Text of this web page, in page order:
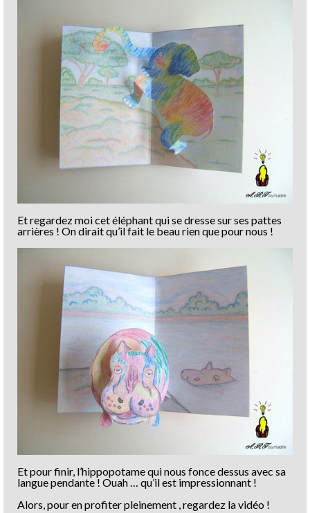
Et regardez moi cet éléphant qui se dresse sur ses pattes
arrières ! On dirait qu’il fait le beau rien que pour nous !
Et pour finir, l’hippopotame qui nous fonce dessus avec sa
langue pendante ! Ouah … qu’il est impressionnant !
Alors, pour en profiter pleinement , regardez la vidéo !